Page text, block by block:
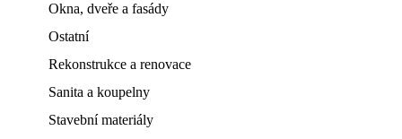
Okna, dveře a fasády
Ostatní
Rekonstrukce a renovace
Sanita a koupelny
Stavební materiály